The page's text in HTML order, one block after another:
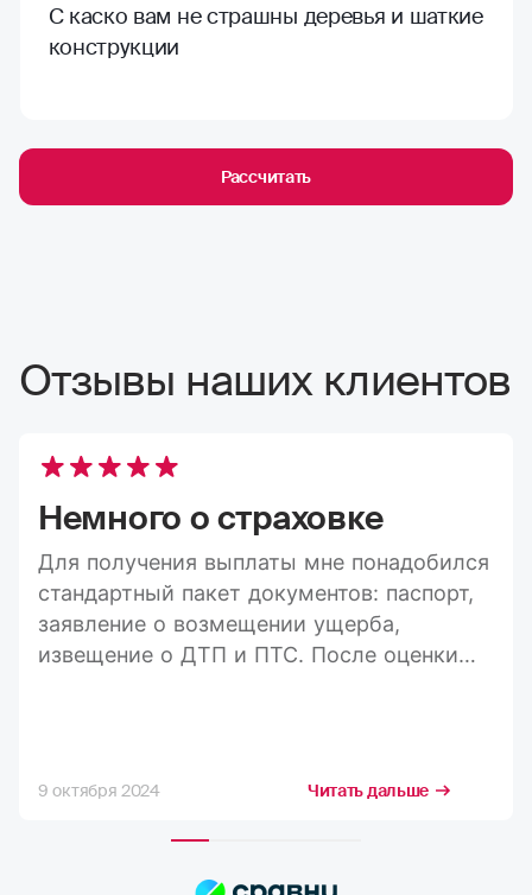
С каско вам не страшны деревья и шаткие
конструкции
Рассчитать
Отзывы наших клиентов
Немного о страховке
Для получения выплаты мне понадобился
стандартный пакет документов: паспорт,
заявление о возмещении ущерба,
извещение о ДТП и ПТС. После оценки
полностью устраивает расчёт страховых
9 октября 2024 Читать дальше